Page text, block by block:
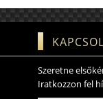
Szeretne
Iratkozzon fel